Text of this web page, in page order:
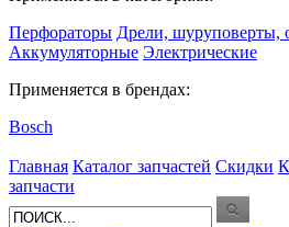
Перфораторы Дрели, шуруповерты,
Аккумуляторные Электрические
Применяется в брендах:
Bosch
Главная Каталог запчастей Скидки
запчасти